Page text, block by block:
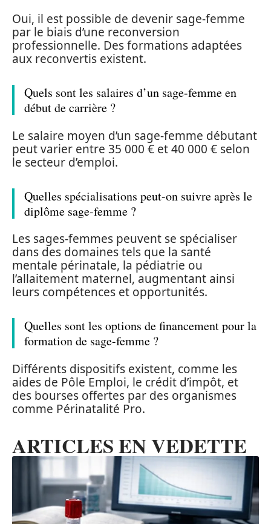
Oui, il est possible de devenir sage-femme
par le biais d’une reconversion
professionnelle. Des formations adaptées
aux reconvertis existent.
Quels sont les salaires d’un sage-femme en
début de carrière ?
Le salaire moyen d’un sage-femme débutant
peut varier entre 35 000 € et 40 000 € selon
le secteur d’emploi.
Quelles spécialisations peut-on suivre après le
diplôme sage-femme ?
Les sages-femmes peuvent se spécialiser
dans des domaines tels que la santé
mentale périnatale, la pédiatrie ou
l’allaitement maternel, augmentant ainsi
leurs compétences et opportunités.
Quelles sont les options de financement pour la
formation de sage-femme ?
Différents dispositifs existent, comme les
aides de Pôle Emploi, le crédit d’impôt, et
des bourses offertes par des organismes
comme Périnatalité Pro.
ARTICLES EN VEDETTE